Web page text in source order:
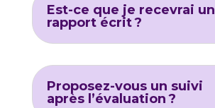
Est-ce que je recevrai un
rapport écrit ?
Proposez-vous un suivi
après l’évaluation ?